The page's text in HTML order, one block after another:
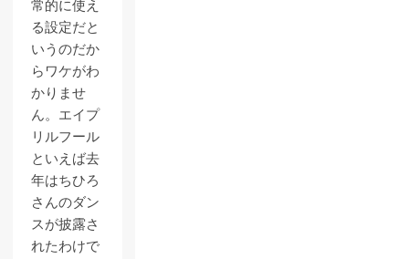
常的に使え
る設定だと
いうのだか
らワケがわ
かりませ
ん。エイプ
リルフール
といえば去
年はちひろ
さんのダン
スが披露さ
れたわけで